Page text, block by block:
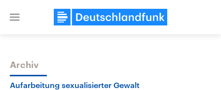
Close
Themen
Archiv
Aufarbeitung sexualisierter Gewalt